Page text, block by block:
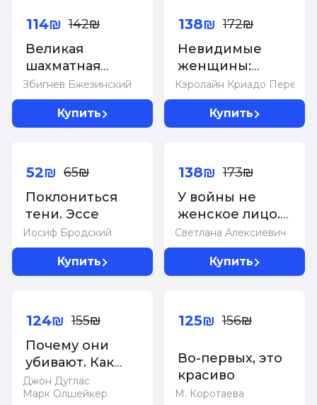
Збигнев Бжезинский
Великая
шахматная
доска:
господство
Америки и его
114₪ 142₪
Купить
Кэролайн Криадо Перес
Невидимые
женщины:
Почему мы
живем в мире,
удобном только
основанное на
138₪ 172₪
Купить
Иосиф Бродский
Поклониться
тени. Эссе
52₪ 65₪
Купить
Светлана Алексиевич
У войны не
женское лицо.
13-е изд (пер.)
138₪ 173₪
Купить
Джон Дуглас
Марк Олшейкер
Почему они
убивают. Как
ФБР вычисляет
серийных
124₪ 155₪
М. Коротаева
Во-первых, это
красиво
125₪ 156₪